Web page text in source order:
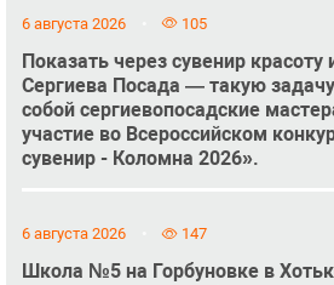
6 августа 2026 105
Показать через сувенир красоту
Сергиева Посада — такую
собой сергиевопосадские
участие во Всероссийском
сувенир - Коломна 2026».
6 августа 2026 147
Школа №5 на Горбуновке в